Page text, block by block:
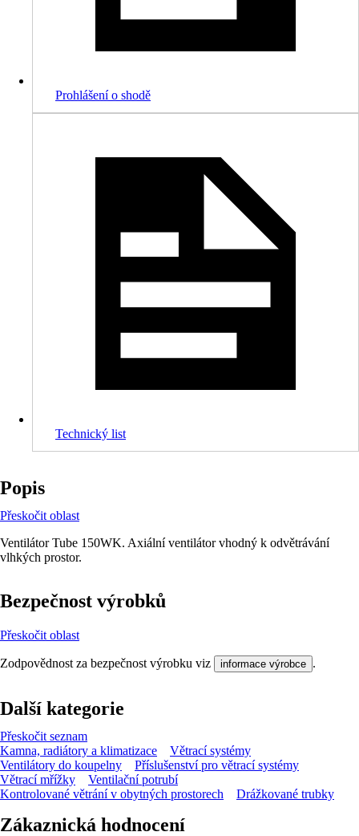
Prohlášení o shodě
Technický list
Popis
Přeskočit oblast
Ventilátor Tube 150WK. Axiální ventilátor vhodný k odvětrávání
vlhkých prostor.
Bezpečnost výrobků
Přeskočit oblast
Zodpovědnost za bezpečnost výrobku viz informace výrobce .
Další kategorie
Přeskočit seznam
Kamna, radiátory a klimatizace
Větrací systémy
Ventilátory do koupelny
Příslušenství pro větrací systémy
Větrací mřížky
Ventilační potrubí
Kontrolované větrání v obytných prostorech
Drážkované trubky
Zákaznická hodnocení